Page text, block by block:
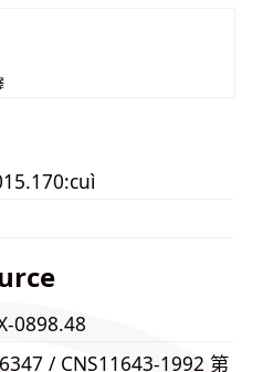
0898.48
/ CNS11643-1992 第